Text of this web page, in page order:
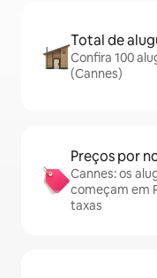
Total de
Confira 100
(Cannes)
Preços por
Cannes: os
começam em
taxas